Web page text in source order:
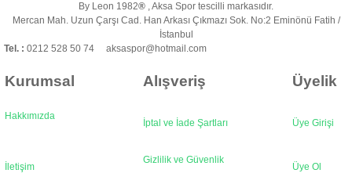
Ürün fiyatı diğer sitelerden daha pahalı.
Bu ürüne benzer farklı alternatifler olmalı.
By Leon 1982® , Aksa Spor tescilli markasıdır.
Mercan Mah. Uzun Çarşı Cad. Han Arkası Çıkmazı Sok. No:2 Eminönü Fatih /
İstanbul
Tel. : 0212 528 50 74 aksaspor@hotmail.com
Kurumsal Alışveriş Üyelik
Hakkımızda
İptal ve İade Şartları Üye Girişi
İletişim
Gizlilik ve Güvenlik
Üye Ol